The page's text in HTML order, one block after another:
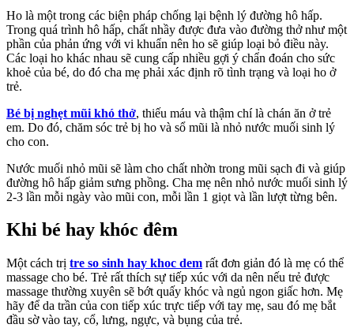
Ho là một trong các biện pháp chống lại bệnh lý đường hô hấp.
Trong quá trình hô hấp, chất nhầy được đưa vào đường thở như một
phần của phản ứng với vi khuẩn nên ho sẽ giúp loại bỏ điều này.
Các loại ho khác nhau sẽ cung cấp nhiều gợi ý chẩn đoán cho sức
khoẻ của bé, do đó cha mẹ phải xác định rõ tình trạng và loại ho ở
trẻ.
Bé bị nghẹt mũi khó thở, thiếu máu và thậm chí là chán ăn ở trẻ
em. Do đó, chăm sóc trẻ bị ho và sổ mũi là nhỏ nước muối sinh lý
cho con.
Nước muối nhỏ mũi sẽ làm cho chất nhờn trong mũi sạch đi và giúp
đường hô hấp giảm sưng phồng. Cha mẹ nên nhỏ nước muối sinh lý
2-3 lần mỗi ngày vào mũi con, mỗi lần 1 giọt và lần lượt từng bên.
Khi bé hay khóc đêm
Một cách trị tre so sinh hay khoc dem rất đơn giản đó là mẹ có thể
massage cho bé. Trẻ rất thích sự tiếp xúc với da nên nếu trẻ được
massage thường xuyên sẽ bớt quấy khóc và ngủ ngon giấc hơn. Mẹ
hãy để da trần của con tiếp xúc trực tiếp với tay mẹ, sau đó mẹ bắt
đầu sờ vào tay, cổ, lưng, ngực, và bụng của trẻ.